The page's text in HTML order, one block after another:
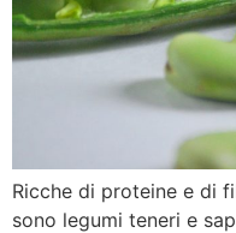
Ricche di proteine e di
sono legumi teneri e